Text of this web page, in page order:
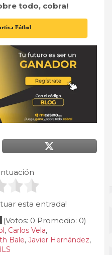
todo, cobra!
Fútbol
esta entrada!
(Votos: 0 Promedio: 0)
, Carlos Vela,
Bale, Javier Hernández,